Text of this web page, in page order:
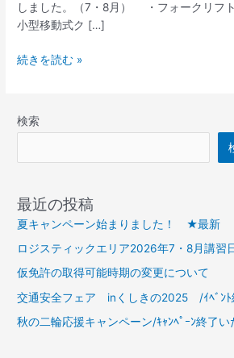
しました。（7・8月） ・フォークリ
小型移動式ク […]
ク
エ
リ
7・
日
程
続きを読む »
検索
最近の投稿
夏キャンペーン始まりました！ ★最新
ロジスティックエリア2026年7・8月講習
仮免許の取得可能時期の変更について
交通安全フェア inくしきの2025 /ｲﾍﾞﾝﾄ
秋の二輪応援キャンペーン/ｷｬﾝﾍﾟｰﾝ終了い